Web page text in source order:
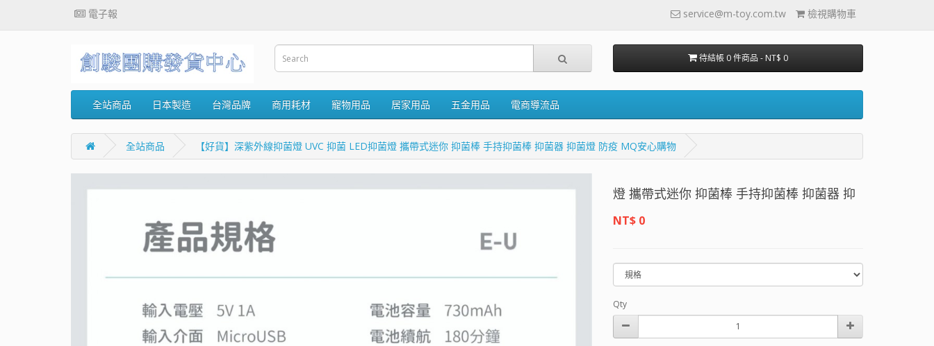
電子報 service@m-toy.com.tw 檢視購物車
待結帳 0 件商品 - NT$ 0
全站商品 日本製造 台灣品牌 商用耗材 寵物用品 居家用品 五金用品 電商導流品
全站商品 【好貨】深紫外線抑菌燈 UVC 抑菌 LED抑菌燈 攜帶式迷你 抑菌棒 手持抑菌棒 抑菌器 抑菌燈 防疫 MQ安心購物
【好貨】深紫外線抑菌燈 UVC 抑菌 LED抑菌燈 攜帶式迷你
NT$ 0
Qty